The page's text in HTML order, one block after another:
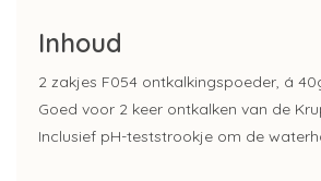
Inhoud
2 zakjes F054 ontkalkingspoeder, á
Goed voor 2 keer ontkalken van de
Inclusief pH-teststrookje om de